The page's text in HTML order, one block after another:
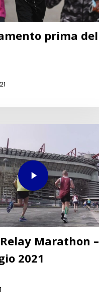
prima del
Marathon –
2021